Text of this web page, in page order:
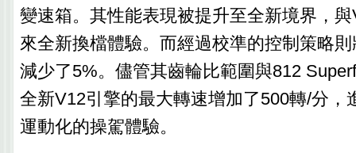
變速箱。其性能表現被提升至全新境界，
來全新換檔體驗。而經過校準的控制策略
減少了5%。儘管其齒輪比範圍與812
全新V12引擎的最大轉速增加了500轉/分，
運動化的操駕體驗。